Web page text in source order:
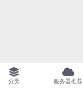
分类 服务器推荐